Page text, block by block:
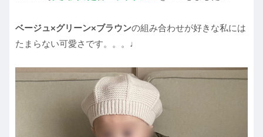
ベージュ×グリーン×ブラウンの組み合わせが好きな私には
たまらない可愛さです。。。♩